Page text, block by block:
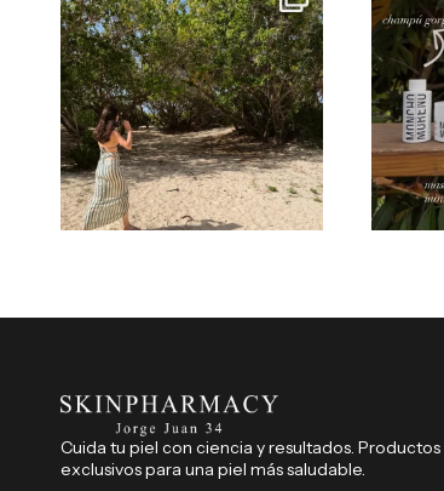
Cuida tu piel con ciencia y resultados. Productos
exclusivos para una piel más saludable.